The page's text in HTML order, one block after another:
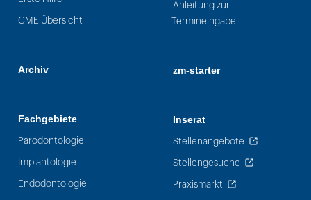
CME Übersicht
Archiv
Fachgebiete
Parodontologie
Implantologie
Endodontologie
Anleitung zur
Termineingabe
zm-starter
Inserat
Stellenangebote
Stellengesuche
Praxismarkt